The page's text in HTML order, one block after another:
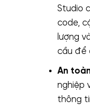
Studio
code,
lượng
cầu để
An
nghiệp
thông